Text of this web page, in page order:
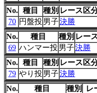
No. 種目 種別 レース区
70 円盤投 男子決勝
No.
種目 種別 レー
69 ハンマー投 男子決勝
No. 種目 種別 レース区
79 やり投 男子決勝
No.
種目 種別 レ